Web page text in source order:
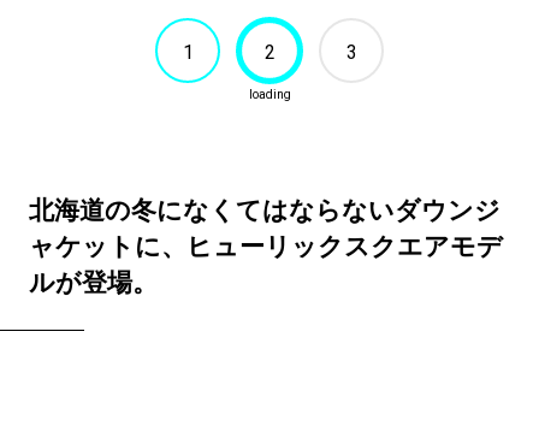
1 2 3
北海道の冬になくてはならないダウンジ
ャケットに、ヒューリックスクエアモデ
ルが登場。